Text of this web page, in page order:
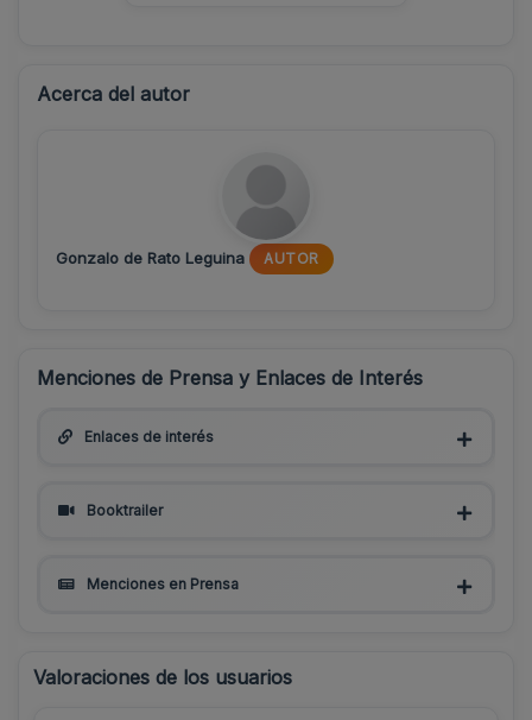
Acerca del autor
Gonzalo de Rato Leguina AUTOR
Menciones de Prensa y Enlaces de Interés
Enlaces de interés
Booktrailer
Menciones en Prensa
Valoraciones de los usuarios